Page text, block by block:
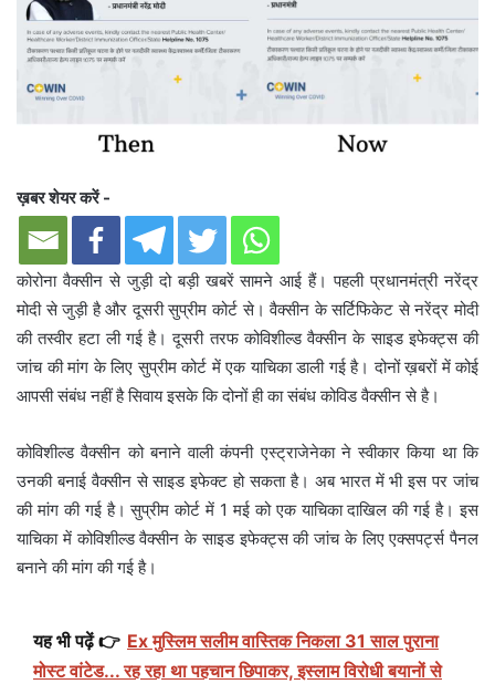
ख़बर शेयर करें -
कोरोना वैक्सीन से जुड़ी दो बड़ी खबरें सामने आई हैं। पहली प्रधानमंत्री नरेंद्र
मोदी से जुड़ी है और दूसरी सुप्रीम कोर्ट से। वैक्सीन के सर्टिफिकेट से नरेंद्र मोदी
की तस्वीर हटा ली गई है। दूसरी तरफ कोविशील्ड वैक्सीन के साइड इफेक्ट्स की
जांच की मांग के लिए सुप्रीम कोर्ट में एक याचिका डाली गई है। दोनों ख़बरों में कोई
आपसी संबंध नहीं है सिवाय इसके कि दोनों ही का संबंध कोविड वैक्सीन से है।
कोविशील्ड वैक्सीन को बनाने वाली कंपनी एस्ट्राजेनेका ने स्वीकार किया था कि
उनकी बनाई वैक्सीन से साइड इफेक्ट हो सकता है। अब भारत में भी इस पर जांच
की मांग की गई है। सुप्रीम कोर्ट में 1 मई को एक याचिका दाखिल की गई है। इस
याचिका में कोविशील्ड वैक्सीन के साइड इफेक्ट्स की जांच के लिए एक्सपर्ट्स पैनल
बनाने की मांग की गई है।
यह भी पढ़ें 👉 Ex मुस्लिम सलीम वास्तिक निकला 31 साल पुराना
मोस्ट वांटेड... रह रहा था पहचान छिपाकर, इस्लाम विरोधी बयानों से